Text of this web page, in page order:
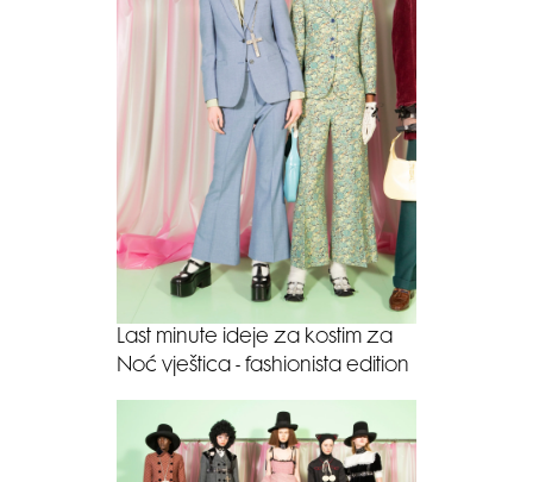
Last minute ideje za kostim za
Noć vještica - fashionista edition